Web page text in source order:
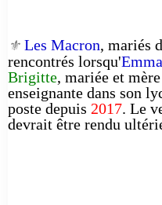
⚜️ Les Macron, mariés
rencontrés lorsqu'
Brigitte, mariée et
enseignante dans son
poste depuis 2017. Le
devrait être rendu